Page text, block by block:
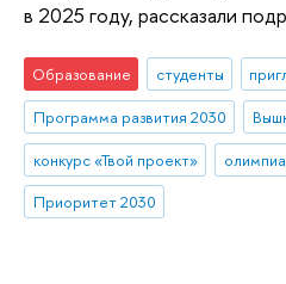
в 2025 году, рассказали
Образование студенты
Программа развития 2030
конкурс «Твой проект»
Приоритет 2030